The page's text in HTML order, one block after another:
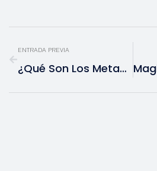
ENTRADA PREVIA
¿Qué Son Los Metadatos Y Porqué Deben Importarte?